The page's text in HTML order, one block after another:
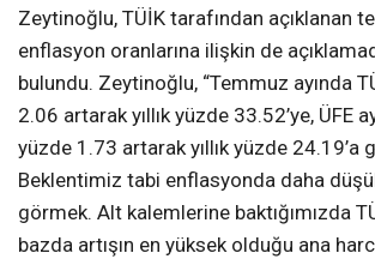
Zeytinoğlu, TÜİK tarafından açıklanan
enflasyon oranlarına ilişkin de
bulundu. Zeytinoğlu, “Temmuz ayında
2.06 artarak yıllık yüzde 33.52’ye, ÜFE
yüzde 1.73 artarak yıllık yüzde 24.19’a
Beklentimiz tabi enflasyonda daha
görmek. Alt kalemlerine baktığımızda
bazda artışın en yüksek olduğu ana